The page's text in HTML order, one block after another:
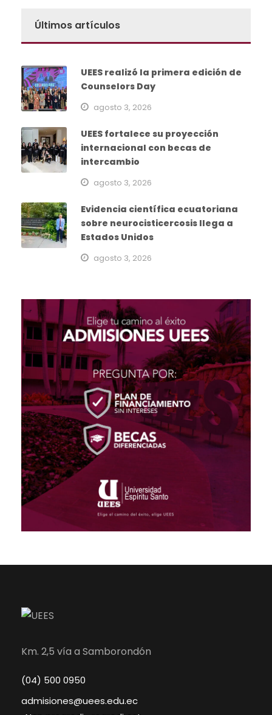
Últimos artículos
UEES realizó la primera edición de
Counselors Day
agosto 3, 2026
UEES fortalece su proyección
internacional con becas de
intercambio
agosto 3, 2026
Evidencia científica ecuatoriana
sobre neurocisticercosis llega a
Estados Unidos
agosto 3, 2026
Km. 2,5 vía a Samborondón
(04) 500 0950
admisiones@uees.edu.ec